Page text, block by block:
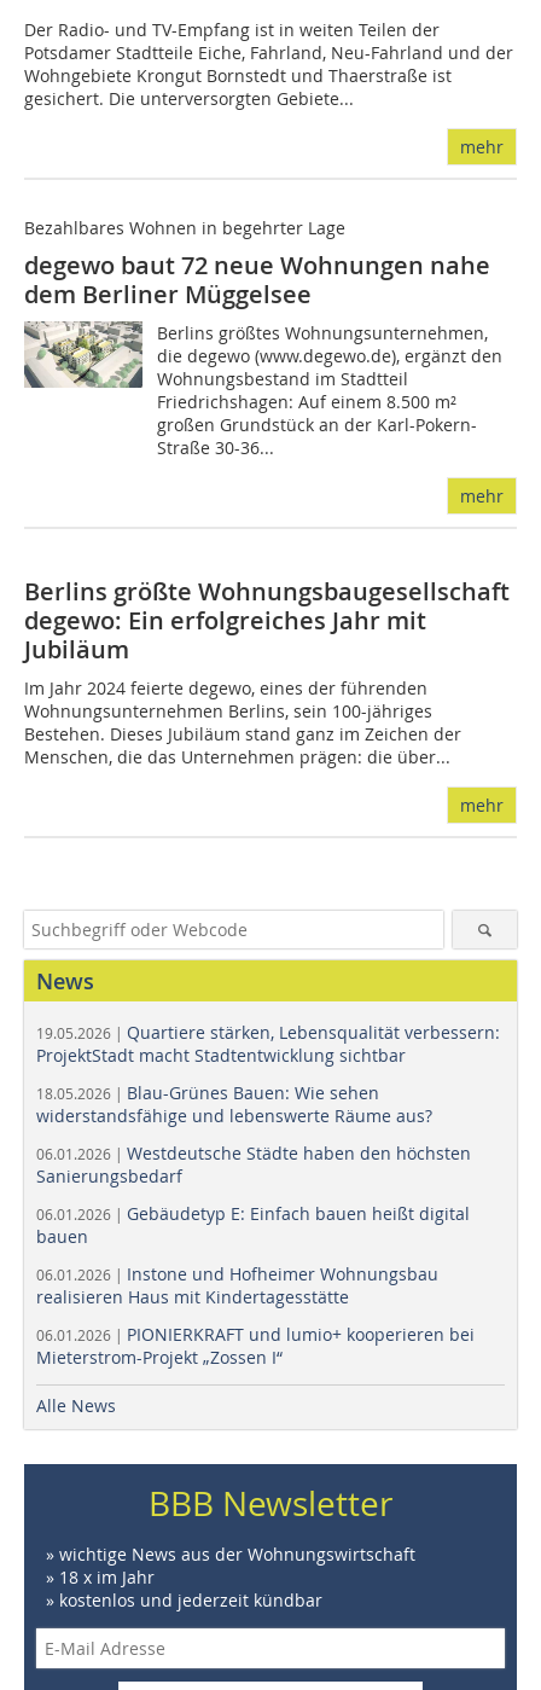
Der Radio- und TV-Empfang ist in weiten Teilen der
Potsdamer Stadtteile Eiche, Fahrland, Neu-Fahrland und der
Wohngebiete Krongut Bornstedt und Thaerstraße ist
gesichert. Die unterversorgten Gebiete...
mehr
Bezahlbares Wohnen in begehrter Lage
degewo baut 72 neue Wohnungen nahe
dem Berliner Müggelsee
Berlins größtes Wohnungsunternehmen,
die degewo (www.degewo.de), ergänzt den
Wohnungsbestand im Stadtteil
Friedrichshagen: Auf einem 8.500 m²
großen Grundstück an der Karl-Pokern-
Straße 30-36...
mehr
Berlins größte Wohnungsbaugesellschaft
degewo: Ein erfolgreiches Jahr mit
Jubiläum
Im Jahr 2024 feierte degewo, eines der führenden
Wohnungsunternehmen Berlins, sein 100-jähriges
Bestehen. Dieses Jubiläum stand ganz im Zeichen der
Menschen, die das Unternehmen prägen: die über...
mehr
News
19.05.2026 | Quartiere stärken, Lebensqualität verbessern:
ProjektStadt macht Stadtentwicklung sichtbar
18.05.2026 | Blau-Grünes Bauen: Wie sehen
widerstandsfähige und lebenswerte Räume aus?
06.01.2026 | Westdeutsche Städte haben den höchsten
Sanierungsbedarf
06.01.2026 | Gebäudetyp E: Einfach bauen heißt digital
bauen
06.01.2026 | Instone und Hofheimer Wohnungsbau
realisieren Haus mit Kindertagesstätte
06.01.2026 | PIONIERKRAFT und lumio+ kooperieren bei
Mieterstrom-Projekt „Zossen I“
Alle News
BBB Newsletter
» wichtige News aus der Wohnungswirtschaft
» 18 x im Jahr
» kostenlos und jederzeit kündbar